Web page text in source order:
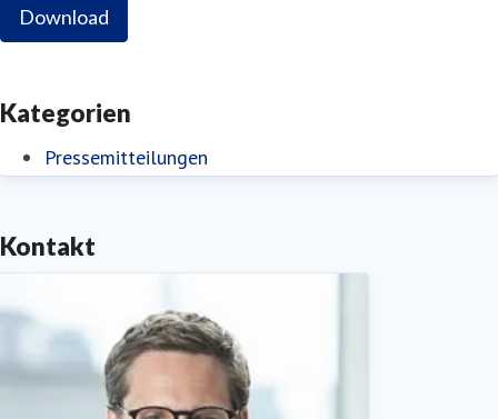
Download
Kategorien
Pressemitteilungen
Kontakt